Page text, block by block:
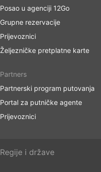
Posao u agenciji 12Go
Grupne rezervacije
Prijevoznici
Željezničke pretplatne karte
Partners
Partnerski program putovanja
Portal za putničke agente
Prijevoznici
Regije i države